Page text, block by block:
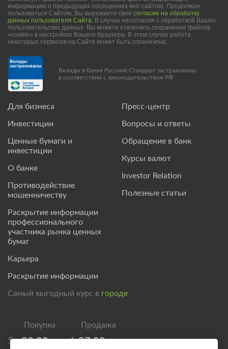
Для бизнеса
Инвестиции
Ценные бумаги и
инвестиции
О банке
Противодействие
мошенничеству
Раскрытие информации
профессионального
участника рынка ценных
бумаг
Карьера
Раскрытие информации
Пресс-центр
Вопросы и ответы
Обращение в банк
Курсы валют
Investor Relation
Полезные статьи
информацию о предыдущих посещениях веб-сайтов). Продолжая
пользоваться Сайтом, Вы выражаете своё согласие на обработку
данных пользователя Сайта. В случае несогласия с обработкой Ваших
пользовательских данных Вы можете отключить сохранение файлов
«cookie» в настройках Вашего браузера. В этом случае работа
некоторых сервисов на Сайте может быть ограничена.
Вклады в Банке Русский Стандарт застрахованы
в соответствии с законодательством РФ
Самый выгодный курс в городе
$ 82,00 / 87,00